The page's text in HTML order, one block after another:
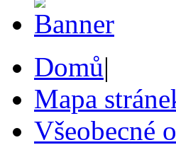
Domů|
Mapa
Všeobecné